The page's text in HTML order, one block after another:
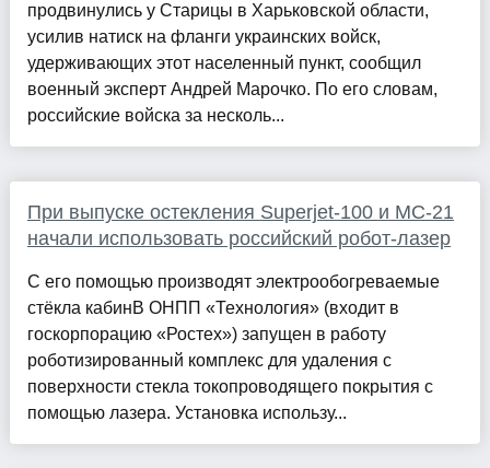
продвинулись у Старицы в Харьковской области,
усилив натиск на фланги украинских войск,
удерживающих этот населенный пункт, сообщил
военный эксперт Андрей Марочко. По его словам,
российские войска за несколь...
При выпуске остекления Superjet-100 и МС-21
начали использовать российский робот-лазер
С его помощью производят электрообогреваемые
стёкла кабинВ ОНПП «Технология» (входит в
госкорпорацию «Ростех») запущен в работу
роботизированный комплекс для удаления с
поверхности стекла токопроводящего покрытия с
помощью лазера. Установка использу...